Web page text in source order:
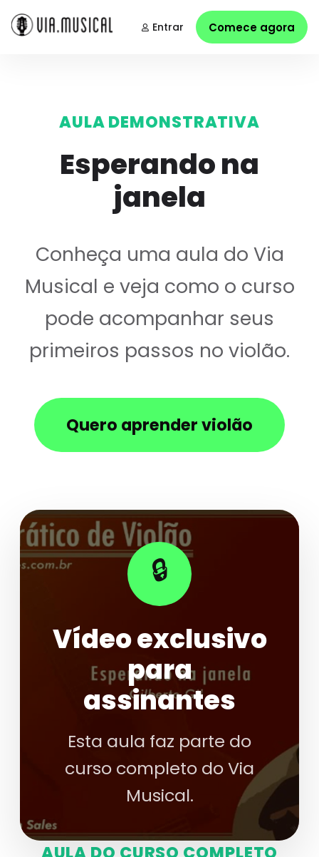
Entrar Comece agora
AULA DEMONSTRATIVA
Esperando na
janela
Conheça uma aula do Via
Musical e veja como o curso
pode acompanhar seus
primeiros passos no violão.
Quero aprender violão
🔒
Vídeo exclusivo
para
assinantes
Esta aula faz parte do
curso completo do Via
Musical.